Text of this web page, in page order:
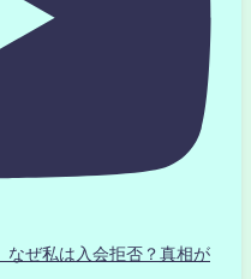
ぜ私は入会拒否？真相が